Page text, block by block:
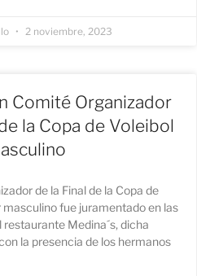
2 noviembre, 2023
Comité Organizador
la Copa de Voleibol
de la Final de la Copa de
masculino fue juramentado en las
Medina´s, dicha
la presencia de los hermanos